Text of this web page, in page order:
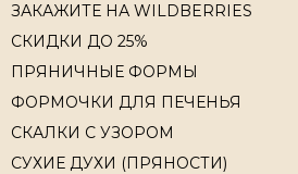
ЗАКАЖИТЕ НА WILDBERRIES
СКИДКИ ДО 25%
ПРЯНИЧНЫЕ ФОРМЫ
ФОРМОЧКИ ДЛЯ ПЕЧЕНЬЯ
СКАЛКИ С УЗОРОМ
СУХИЕ ДУХИ (ПРЯНОСТИ)